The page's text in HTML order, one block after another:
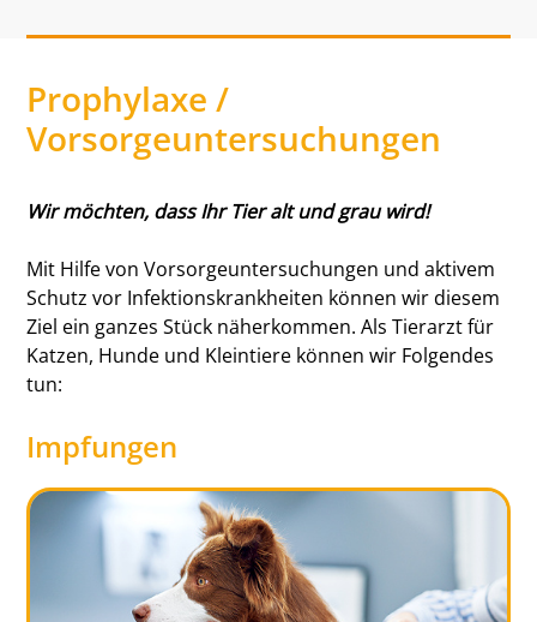
Prophylaxe /
Vorsorgeuntersuchungen
Wir möchten, dass Ihr Tier alt und grau wird!
Mit Hilfe von Vorsorgeuntersuchungen und aktivem
Schutz vor Infektionskrankheiten können wir diesem
Ziel ein ganzes Stück näherkommen. Als Tierarzt für
Katzen, Hunde und Kleintiere können wir Folgendes
tun:
Impfungen